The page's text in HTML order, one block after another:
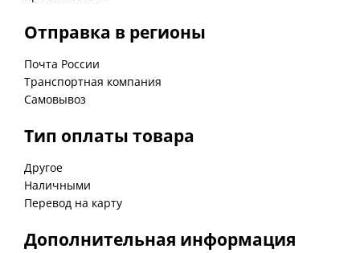
Отправка в регионы
Почта России
Транспортная компания
Самовывоз
Тип оплаты товара
Другое
Наличными
Перевод на карту
Дополнительная информация